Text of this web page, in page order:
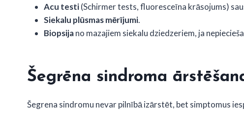
Acu testi(Schirmer tests, fluoresceīna krāsojums)
Siekalu plūsmas mērījumi.
Biopsijano mazajiem siekalu dziedzeriem, ja
Šegrēna sindroma
Šegrena sindromu nevar pilnībā izārstēt, bet simptomus